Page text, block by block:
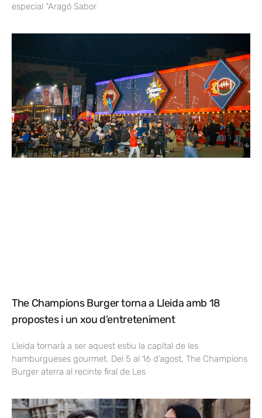
especial “Aragó Sabor
The Champions Burger torna a Lleida amb 18
propostes i un xou d’entreteniment
Lleida tornarà a ser aquest estiu la capital de les
hamburgueses gourmet. Del 5 al 16 d’agost, The Champions
Burger aterra al recinte firal de Les